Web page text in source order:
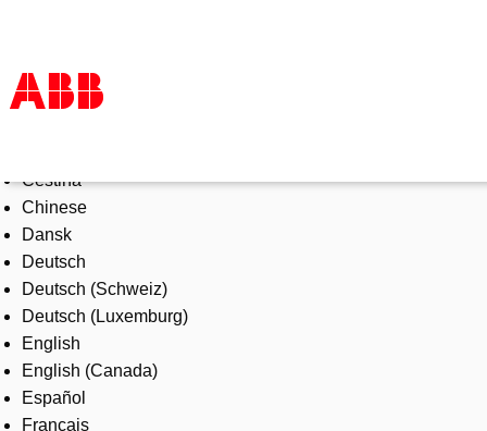
Products & Solutions
Industries
Services
About us
Where to buy
Contact us
Careers
Čeština
Chinese
Dansk
Deutsch
Deutsch (Schweiz)
Deutsch (Luxemburg)
English
English (Canada)
Español
Français